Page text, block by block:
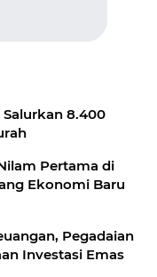
8.400
Pertama di
Ekonomi Baru
Pegadaian
Investasi Emas